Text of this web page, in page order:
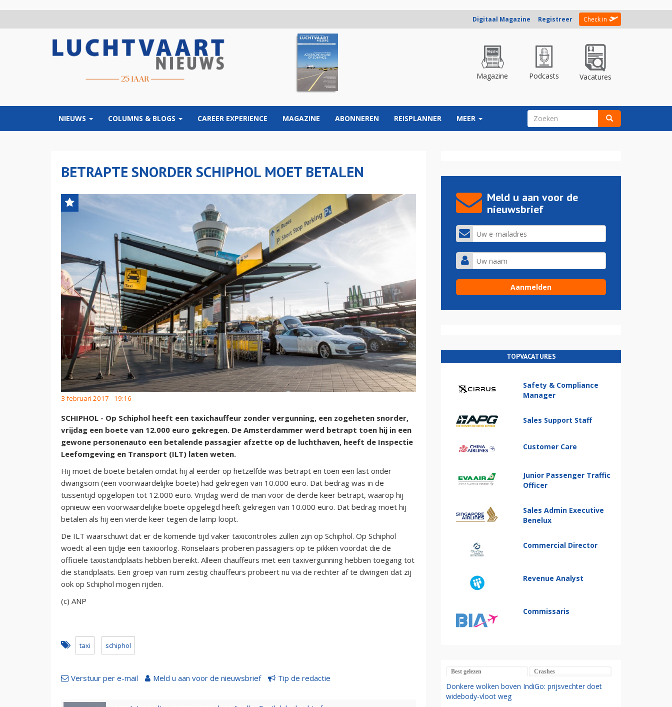
Digitaal Magazine Registreer Check in
Magazine Podcasts Vacatures
NIEUWS COLUMNS & BLOGS CAREER EXPERIENCE MAGAZINE ABONNEREN REISPLANNER MEER ZOEKVELD
BETRAPTE SNORDER SCHIPHOL MOET BETALEN
3 februari 2017 - 19:16
SCHIPHOL - Op Schiphol heeft een taxichauffeur zonder vergunning, een zogeheten snorder,
vrijdag een boete van 12.000 euro gekregen. De Amsterdammer werd betrapt toen hij in een
gewone personenauto een betalende passagier afzette op de luchthaven, heeft de Inspectie
Leefomgeving en Transport (ILT) laten weten.
Hij moet de boete betalen omdat hij al eerder op hetzelfde was betrapt en toen een last onder
dwangsom (een voorwaardelijke boete) had gekregen van 10.000 euro. Dat bedrag was in de
tussentijd opgelopen tot 12.000 euro. Vrijdag werd de man voor de derde keer betrapt, waarop hij
opnieuw een voorwaardelijke boete opgelegd heeft gekregen van 10.000 euro. Dat bedrag moet hij
betalen als hij een vierde keer tegen de lamp loopt.
De ILT waarschuwt dat er de komende tijd vaker taxicontroles zullen zijn op Schiphol. Op Schiphol
woedt al een tijdje een taxioorlog. Ronselaars proberen passagiers op te pikken voordat die de
officiële taxistandplaats hebben bereikt. Alleen chauffeurs met een taxivergunning hebben toegang tot
die standplaats. Een groep van ruim zestig chauffeurs probeert nu via de rechter af te dwingen dat zij
ook op Schiphol mogen rijden.
(c) ANP
taxi schiphol
Verstuur per e-mail Meld u aan voor de nieuwsbrief Tip de redactie
Meld u aan voor de
nieuwsbrief
TOPVACATURES
Safety & Compliance
Manager
Sales Support Staff
Customer Care
Junior Passenger Traffic
Officer
Sales Admin Executive
Benelux
Commercial Director
Revenue Analyst
Commissaris
Best gelezen Crashes
Donkere wolken boven IndiGo: prijsvechter doet
widebody-vloot weg